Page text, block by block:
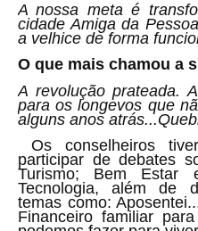
A nossa meta é
cidade Amiga da
a velhice de forma
O que mais chamou a
A revolução prateada.
para os longevos que
alguns anos
Os conselheiros
participar de debates
Turismo; Bem Estar
Tecnologia, além de
temas como:
Financeiro familiar